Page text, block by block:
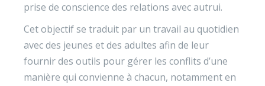
prise de conscience des relations avec autrui.
Cet objectif se traduit par un travail au quotidien
avec des jeunes et des adultes afin de leur
fournir des outils pour gérer les conflits d’une
manière qui convienne à chacun, notamment en